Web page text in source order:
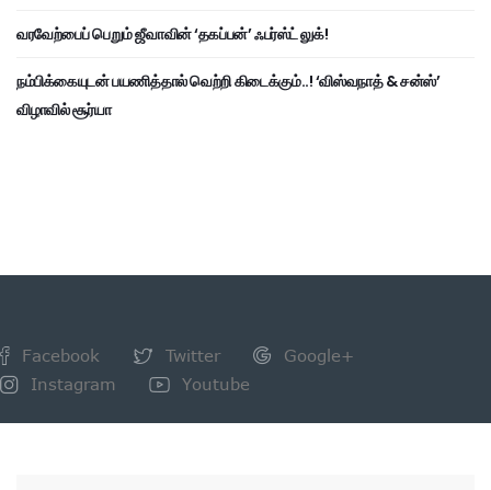
வரவேற்பைப் பெறும் ஜீவாவின் ‘தகப்பன்’ ஃபர்ஸ்ட் லுக்!
நம்பிக்கையுடன் பயணித்தால் வெற்றி கிடைக்கும்..! ‘விஸ்வநாத் & சன்ஸ்’
விழாவில் சூர்யா
Facebook Twitter
Google+
Instagram
Youtube